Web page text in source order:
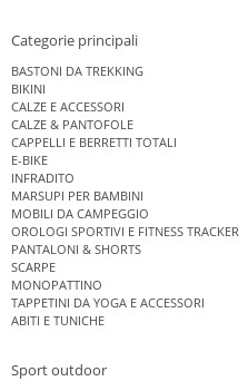
Categorie principali
BASTONI DA TREKKING
BIKINI
CALZE E ACCESSORI
CALZE & PANTOFOLE
CAPPELLI E BERRETTI TOTALI
E-BIKE
INFRADITO
MARSUPI PER BAMBINI
MOBILI DA CAMPEGGIO
OROLOGI SPORTIVI E FITNESS TRACKER
PANTALONI & SHORTS
SCARPE
MONOPATTINO
TAPPETINI DA YOGA E ACCESSORI
ABITI E TUNICHE
Sport outdoor